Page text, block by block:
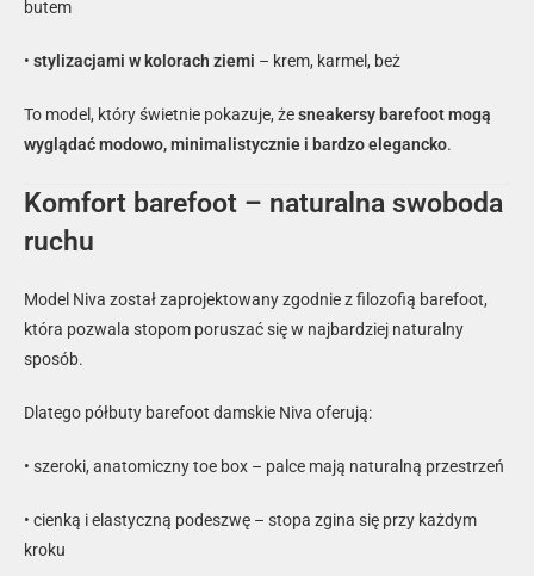
butem
• stylizacjami w kolorach ziemi – krem, karmel, beż
To model, który świetnie pokazuje, żesneakersy barefoot mogą
wyglądać modowo, minimalistycznie i bardzo elegancko.
Komfort barefoot – naturalna swoboda
ruchu
Model Niva został zaprojektowany zgodnie z filozofią barefoot,
która pozwala stopom poruszać się w najbardziej naturalny
sposób.
Dlatego półbuty barefoot damskie Niva oferują:
• szeroki, anatomiczny toe box – palce mają naturalną przestrzeń
• cienką i elastyczną podeszwę – stopa zgina się przy każdym
kroku